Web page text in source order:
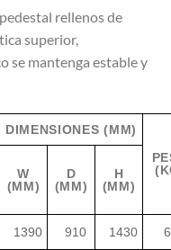
rellenos de
superior,
se mantenga estable y
DIMENSIONES (MM)
W
(MM)
D
(MM)
H
(MM)
1390 910 1430